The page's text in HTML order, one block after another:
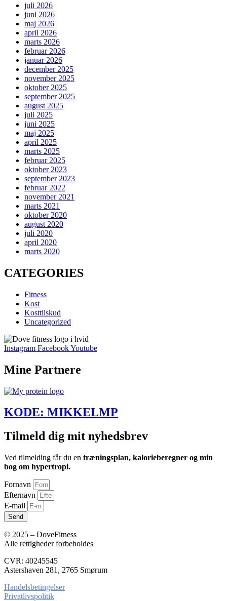
juli 2026
juni 2026
maj 2026
april 2026
marts 2026
februar 2026
januar 2026
december 2025
november 2025
oktober 2025
september 2025
august 2025
juli 2025
juni 2025
maj 2025
april 2025
marts 2025
februar 2025
oktober 2023
september 2023
februar 2022
november 2021
marts 2021
oktober 2020
august 2020
juli 2020
april 2020
marts 2020
CATEGORIES
Fitness
Kost
Kosttilskud
Uncategorized
Instagram FacebookYoutube
Mine Partnere
KODE: MIKKELMP
Tilmeld dig mit nyhedsbrev
Ved tilmelding får du en træningsplan, kalorieberegner og min
bog om hypertropi.
Fornavn
Efternavn
E-mail
Send
© 2025 – DoveFitness
Alle rettigheder forbeholdes
CVR: 40245545
Astershaven 281, 2765 Smørum
Handelsbetingelser
Privatlivspolitik